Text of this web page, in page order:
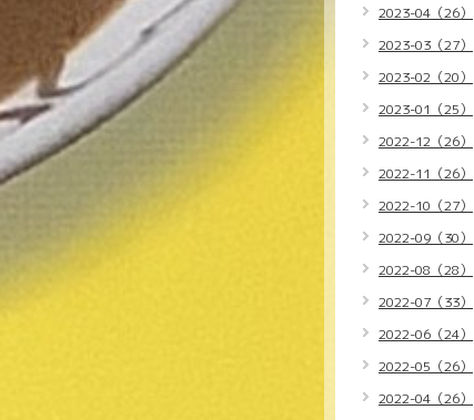
2023-04（26）
2023-03（27）
2023-02（20）
2023-01（25）
2022-12（26）
2022-11（26）
2022-10（27）
2022-09（30）
2022-08（28）
2022-07（33）
2022-06（24）
2022-05（26）
2022-04（26）